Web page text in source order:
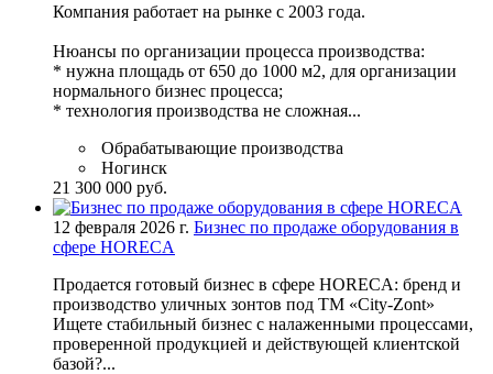
Компания работает на рынке с 2003 года.
Нюансы по организации процесса производства:
* нужна площадь от 650 до 1000 м2, для организации
нормального бизнес процесса;
* технология производства не сложная...
Обрабатывающие производства
Ногинск
21 300 000 руб.
12 февраля 2026 г. Бизнес по продаже оборудования в
сфере HORECA
Продается готовый бизнес в сфере HORECA: бренд и
производство уличных зонтов под ТМ «City-Zont»
Ищете стабильный бизнес с налаженными процессами,
проверенной продукцией и действующей клиентской
базой?...